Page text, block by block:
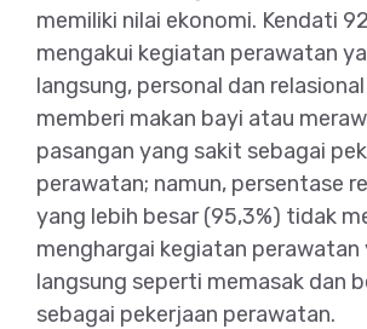
memiliki nilai ekonomi. Kendati
mengakui kegiatan perawatan
langsung, personal dan
memberi makan bayi atau
pasangan yang sakit sebagai
perawatan; namun, persentase
yang lebih besar (95,3%) tidak
menghargai kegiatan
langsung seperti memasak dan
sebagai pekerjaan perawatan.